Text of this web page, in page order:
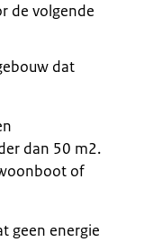
de volgende
dat
dan 50 m2.
of
geen energie